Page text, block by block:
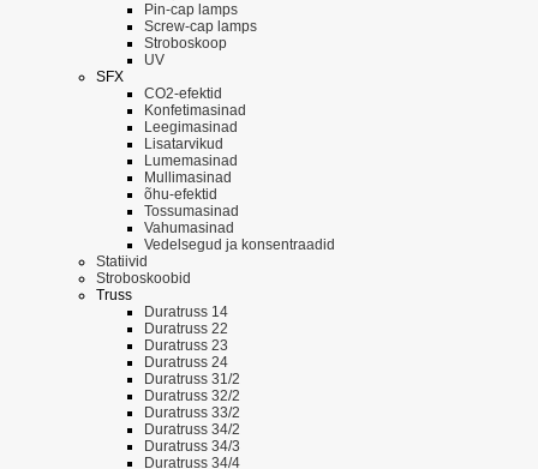
Pin-cap lamps
Screw-cap lamps
Stroboskoop
UV
SFX
CO2-efektid
Konfetimasinad
Leegimasinad
Lisatarvikud
Lumemasinad
Mullimasinad
õhu-efektid
Tossumasinad
Vahumasinad
Vedelsegud ja konsentraadid
Statiivid
Stroboskoobid
Truss
Duratruss 14
Duratruss 22
Duratruss 23
Duratruss 24
Duratruss 31/2
Duratruss 32/2
Duratruss 33/2
Duratruss 34/2
Duratruss 34/3
Duratruss 34/4